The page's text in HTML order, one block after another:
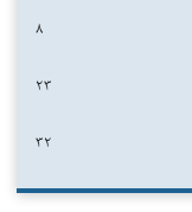
۸
۲۳
۳۲